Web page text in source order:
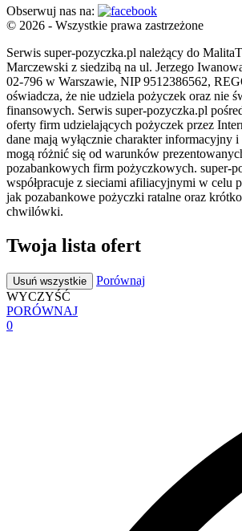
Obserwuj nas na:
© 2026 - Wszystkie prawa zastrzeżone
Serwis super-pozyczka.pl należący do
Marczewski z siedzibą na ul. Jerzego
02-796 w Warszawie, NIP 9512386562,
oświadcza, że nie udziela pożyczek oraz nie
finansowych. Serwis super-pozyczka.pl
oferty firm udzielających pożyczek przez
dane mają wyłącznie charakter informacyjny
mogą różnić się od warunków
pozabankowych firm pożyczkowych. super-
współpracuje z sieciami afiliacyjnymi w celu
jak pozabankowe pożyczki ratalne oraz
chwilówki.
Twoja lista ofert
Usuń wszystkie
Porównaj
WYCZYŚĆ
PORÓWNAJ
0